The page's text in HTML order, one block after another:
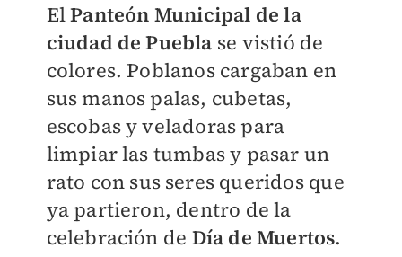
ElPanteón Municipal de la
ciudad de Puebla se vistió de
colores. Poblanos cargaban en
sus manos palas, cubetas,
escobas y veladoras para
limpiar las tumbas y pasar un
rato con sus seres queridos que
ya partieron, dentro de la
celebración de Día de Muertos.